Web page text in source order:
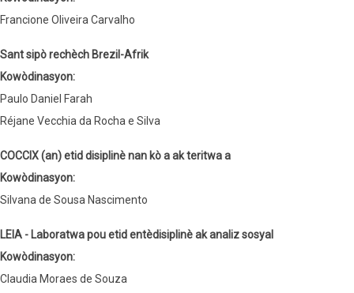
Francione Oliveira Carvalho
Sant sipò rechèch Brezil-Afrik
Kowòdinasyon:
Paulo Daniel Farah
Réjane Vecchia da Rocha e Silva
COCCIX (an) etid disiplinè nan kò a ak teritwa a
Kowòdinasyon:
Silvana de Sousa Nascimento
LEIA - Laboratwa pou etid entèdisiplinè ak analiz sosyal
Kowòdinasyon:
Claudia Moraes de Souza